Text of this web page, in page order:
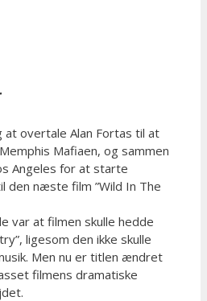
at overtale Alan Fortas til at
Mafiaen, og sammen
Angeles for at starte
den næste film ”Wild In The
var at filmen skulle hedde
ligesom den ikke skulle
Men nu er titlen ændret
filmens dramatiske